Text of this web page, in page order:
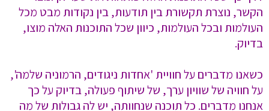
הקשר, נוצרת תקשורת בין תודעות, בין נקודות מבט מכל
העולמות ובכל העולמות, כיוון שכל התוכנות האלה מוצו,
בדיוק.
כשאנו מדברים על חוויית 'אחדות ניגודים, הרמוניה שלמה',
על חוויה של שוויון ערך, של שיתוף פעולה, בדיוק על כך
אנחנו מדברים. כל תוכנה שנחוותה, יש לה גבולות של מה